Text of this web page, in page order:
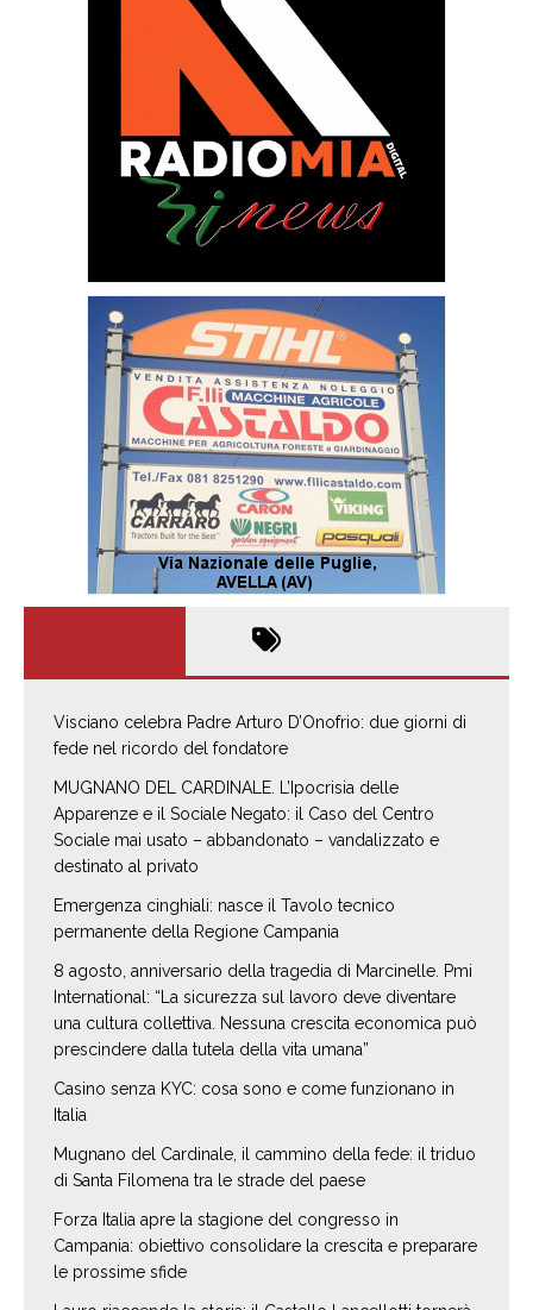
Visciano celebra Padre Arturo D’Onofrio: due giorni di
fede nel ricordo del fondatore
MUGNANO DEL CARDINALE. L’Ipocrisia delle
Apparenze e il Sociale Negato: il Caso del Centro
Sociale mai usato – abbandonato – vandalizzato e
destinato al privato
Emergenza cinghiali: nasce il Tavolo tecnico
permanente della Regione Campania
8 agosto, anniversario della tragedia di Marcinelle. Pmi
International: “La sicurezza sul lavoro deve diventare
una cultura collettiva. Nessuna crescita economica può
prescindere dalla tutela della vita umana”
Casino senza KYC: cosa sono e come funzionano in
Italia
Mugnano del Cardinale, il cammino della fede: il triduo
di Santa Filomena tra le strade del paese
Forza Italia apre la stagione del congresso in
Campania: obiettivo consolidare la crescita e preparare
le prossime sfide